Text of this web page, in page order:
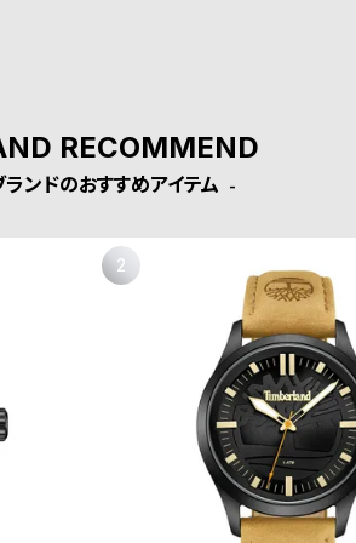
RECOMMEND
ランドのおすすめアイテム